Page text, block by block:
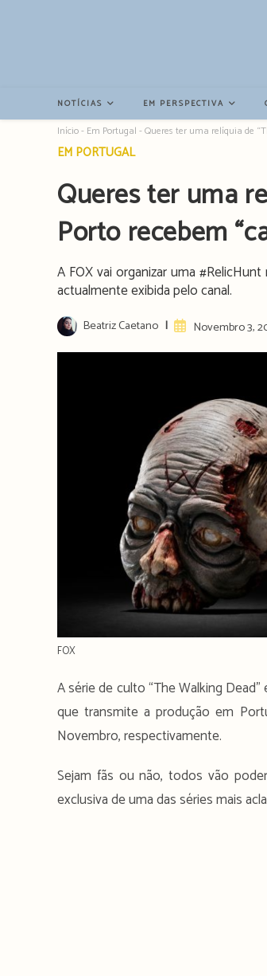
NOTÍCIAS EM PERSPECTIVA
Início- Em Portugal -Queres ter uma relíquia de
Post
EM PORTUGAL
Queres ter uma
Porto recebem
A FOX vai organizar uma
actualmente exibida pelo canal.
Post
author:
Beatriz Caetano
ArtigoNovembro 3,
FOX
A série de culto “The Walking
que transmite a produção em
Novembro, respectivamente.
Sejam fãs ou não, todos vão
exclusiva de uma das séries mais